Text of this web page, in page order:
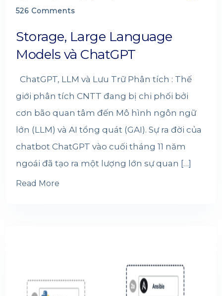
526 Comments
Storage, Large Language
Models và ChatGPT
ChatGPT, LLM và Lưu Trữ Phân tích : Thế
giới phân tích CNTT đang bị chi phối bởi
cơn bão quan tâm đến Mô hình ngôn ngữ
lớn (LLM) và AI tổng quát (GAI). Sự ra đời của
chatbot ChatGPT vào cuối tháng 11 năm
ngoái đã tạo ra một lượng lớn sự quan […]
Read More